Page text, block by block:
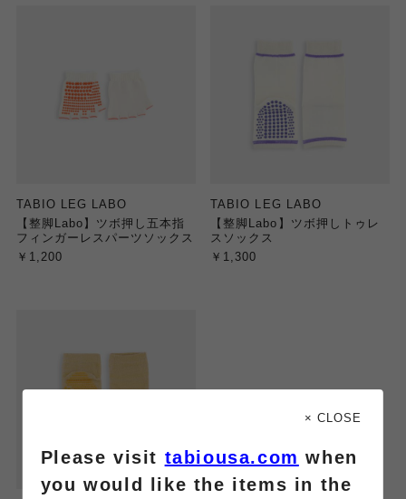
TABIO LEG LABO
【整脚Labo】ツボ押し五本指
フィンガーレスパーツソックス
￥1,200
TABIO LEG LABO
【整脚Labo】ツボ押しトゥレ
スソックス
￥1,300
× CLOSE
Please visit tabiousa.com when
you would like the items in the